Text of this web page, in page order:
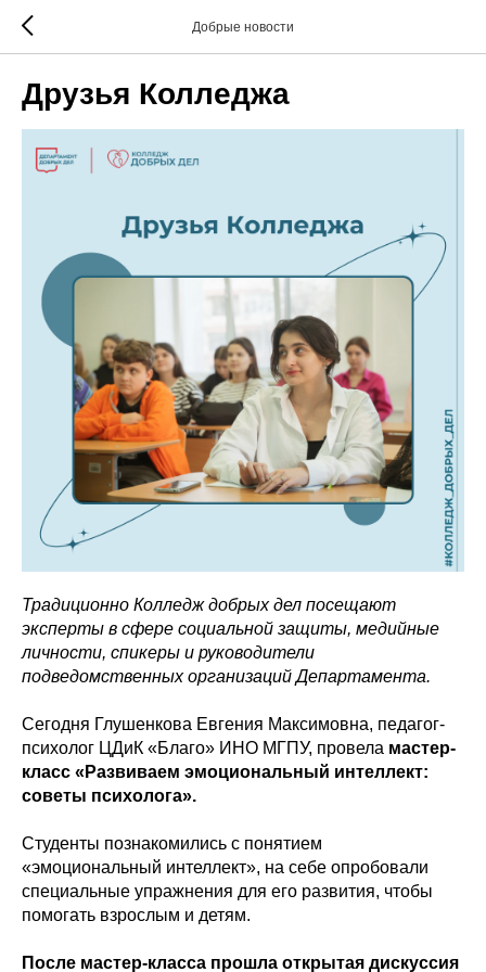
Добрые новости
Друзья Колледжа
Традиционно Колледж добрых дел посещают
эксперты в сфере социальной защиты, медийные
личности, спикеры и руководители
подведомственных организаций Департамента.
Сегодня Глушенкова Евгения Максимовна, педагог-
психолог ЦДиК «Благо» ИНО МГПУ, провела мастер-
класс «Развиваем эмоциональный интеллект:
советы психолога».
Студенты познакомились с понятием
«эмоциональный интеллект», на себе опробовали
специальные упражнения для его развития, чтобы
помогать взрослым и детям.
После мастер-класса прошла открытая дискуссия